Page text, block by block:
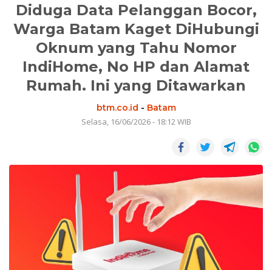
Diduga Data Pelanggan Bocor,
Warga Batam Kaget DiHubungi
Oknum yang Tahu Nomor
IndiHome, No HP dan Alamat
Rumah. Ini yang Ditawarkan
btm.co.id - Batam
Selasa, 16/06/2026 - 18:12 WIB